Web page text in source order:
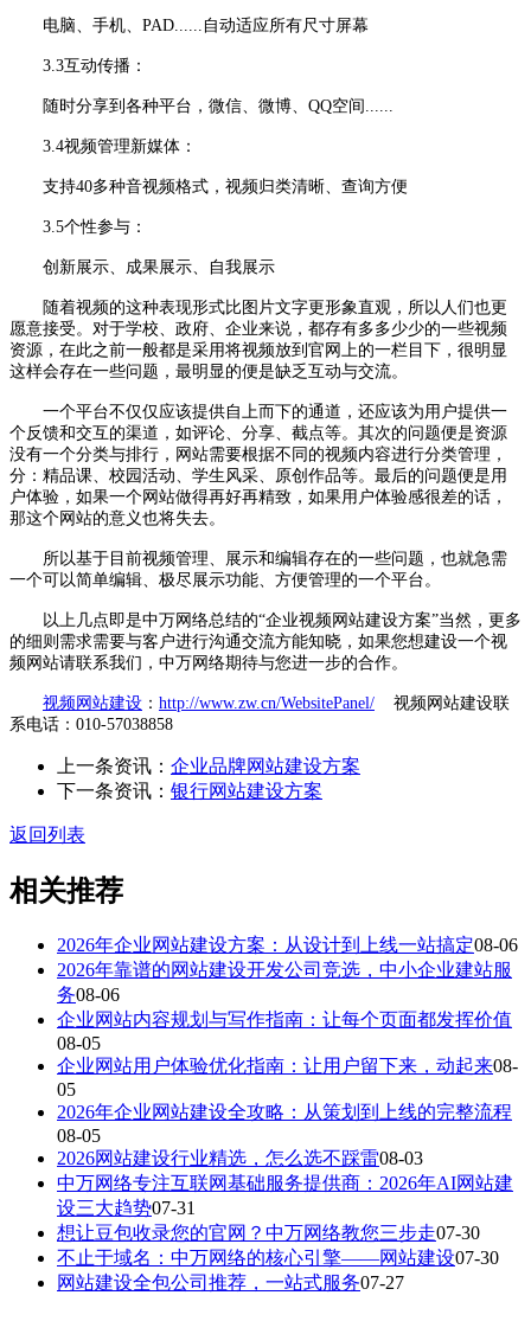
电脑、手机、PAD......自动适应所有尺寸屏幕
3.3互动传播：
随时分享到各种平台，微信、微博、QQ空间......
3.4视频管理新媒体：
支持40多种音视频格式，视频归类清晰、查询方便
3.5个性参与：
创新展示、成果展示、自我展示
随着视频的这种表现形式比图片文字更形象直观，所以人们也更
愿意接受。对于学校、政府、企业来说，都存有多多少少的一些视频
资源，在此之前一般都是采用将视频放到官网上的一栏目下，很明显
这样会存在一些问题，最明显的便是缺乏互动与交流。
一个平台不仅仅应该提供自上而下的通道，还应该为用户提供一
个反馈和交互的渠道，如评论、分享、截点等。其次的问题便是资源
没有一个分类与排行，网站需要根据不同的视频内容进行分类管理，
分：精品课、校园活动、学生风采、原创作品等。最后的问题便是用
户体验，如果一个网站做得再好再精致，如果用户体验感很差的话，
那这个网站的意义也将失去。
所以基于目前视频管理、展示和编辑存在的一些问题，也就急需
一个可以简单编辑、极尽展示功能、方便管理的一个平台。
以上几点即是中万网络总结的“企业视频网站建设方案”当然，更多
的细则需求需要与客户进行沟通交流方能知晓，如果您想建设一个视
频网站请联系我们，中万网络期待与您进一步的合作。
视频网站建设 ： http://www.zw.cn/WebsitePanel/ 视频网站建设联
系电话：010-57038858
上一条资讯： 企业品牌网站建设方案
下一条资讯： 银行网站建设方案
返回列表
相关推荐
2026年企业网站建设方案：从设计到上线一站搞定08-06
2026年靠谱的网站建设开发公司竞选，中小企业建站服
务08-06
企业网站内容规划与写作指南：让每个页面都发挥价值
08-05
企业网站用户体验优化指南：让用户留下来，动起来08-
05
2026年企业网站建设全攻略：从策划到上线的完整流程
08-05
2026网站建设行业精选，怎么选不踩雷08-03
中万网络专注互联网基础服务提供商：2026年AI网站建
设三大趋势07-31
想让豆包收录您的官网？中万网络教您三步走07-30
不止于域名：中万网络的核心引擎——网站建设07-30
网站建设全包公司推荐，一站式服务07-27